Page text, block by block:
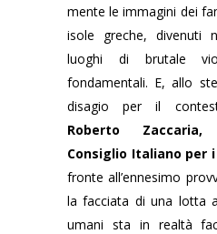
mente le immagini dei
isole greche, divenuti
luoghi di brutale
fondamentali. E, allo
disagio per il
Roberto
Consiglio Italiano per
fronte all’ennesimo
la facciata di una lotta
umani sta in realtà